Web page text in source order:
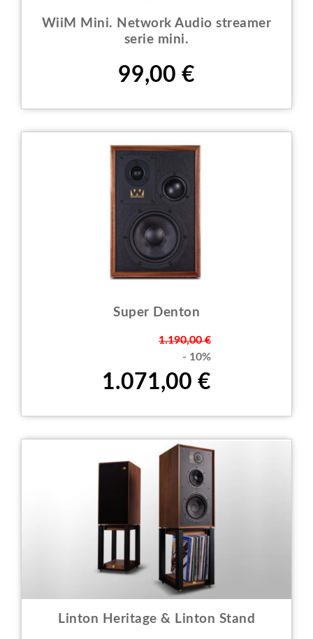
WiiM Mini. Network Audio streamer
serie mini.
Prezzo
99,00 €
Super Denton
1.190,00 €
- 10%
1.071,00 €
Linton Heritage & Linton Stand